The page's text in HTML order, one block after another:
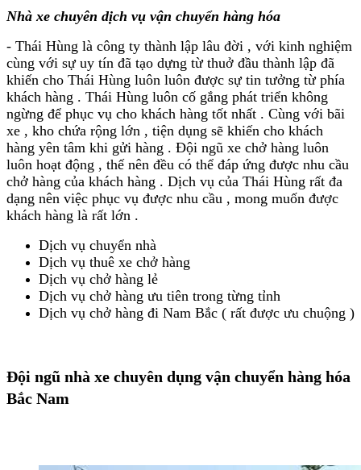
Nhà xe chuyên dịch vụ vận chuyển hàng hóa
- Thái Hùng là công ty thành lập lâu đời , với kinh nghiệm
cùng với sự uy tín đã tạo dựng từ thuở đầu thành lập đã
khiến cho Thái Hùng luôn luôn được sự tin tưởng từ phía
khách hàng . Thái Hùng luôn cố gắng phát triển không
ngừng để phục vụ cho khách hàng tốt nhất . Cùng với bãi
xe , kho chứa rộng lớn , tiện dụng sẽ khiến cho khách
hàng yên tâm khi gửi hàng . Đội ngũ xe chở hàng luôn
luôn hoạt động , thế nên đều có thể đáp ứng được nhu cầu
chở hàng của khách hàng . Dịch vụ của Thái Hùng rất đa
dạng nên việc phục vụ được nhu cầu , mong muốn được
khách hàng là rất lớn .
Dịch vụ chuyển nhà
Dịch vụ thuê xe chở hàng
Dịch vụ chở hàng lẻ
Dịch vụ chở hàng ưu tiên trong từng tỉnh
Dịch vụ chở hàng đi Nam Bắc ( rất được ưu chuộng )
Đội ngũ nhà xe chuyên dụng vận chuyển hàng hóa
Bắc Nam